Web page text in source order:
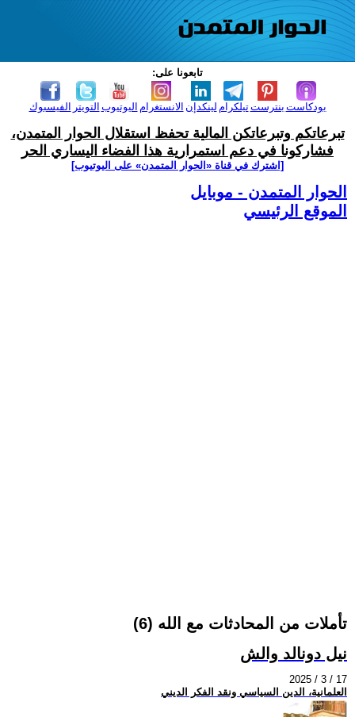
تابعونا على:
الفيسبوك التويتر اليوتيوب الانستغرام لينكدإن تيلكرامبنترست بودكاست
تبرعاتكم وتبرعاتكن المالية تحفظ استقلال الحوار المتمدن،
فشاركونا في دعم استمرارية هذا الفضاء اليساري الحر
[اشترك في قناة ‫«الحوار المتمدن» على اليوتيوب]
الحوار المتمدن - موبايل
الموقع الرئيسي
تأملات من المحادثات مع الله (6)
نيل دونالد والش
2025 / 3 / 17
العلمانية، الدين السياسي ونقد الفكر الديني